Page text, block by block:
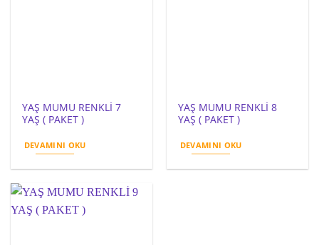
YAŞ MUMU RENKLİ 7
YAŞ ( PAKET )
DEVAMINI OKU
YAŞ MUMU RENKLİ 8
YAŞ ( PAKET )
DEVAMINI OKU